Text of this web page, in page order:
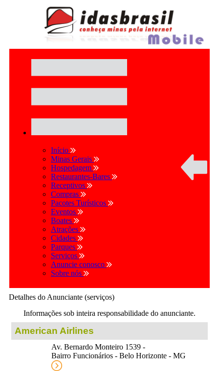
Início
Minas Gerais
Hospedagem
Restaurantes-Bares
Receptivos
Compras
Pacotes Turísticos
Eventos
Boates
Atrações
Cidades
Parques
Serviços
Anuncie conosco
Sobre nós
Detalhes do Anunciante (serviços)
Informações sob inteira responsabilidade do anunciante.
American Airlines
Av. Bernardo Monteiro 1539 -
Bairro Funcionários - Belo Horizonte - MG